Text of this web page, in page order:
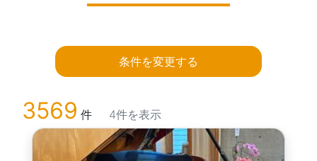
条件を変更する
3569 件 4件を表示